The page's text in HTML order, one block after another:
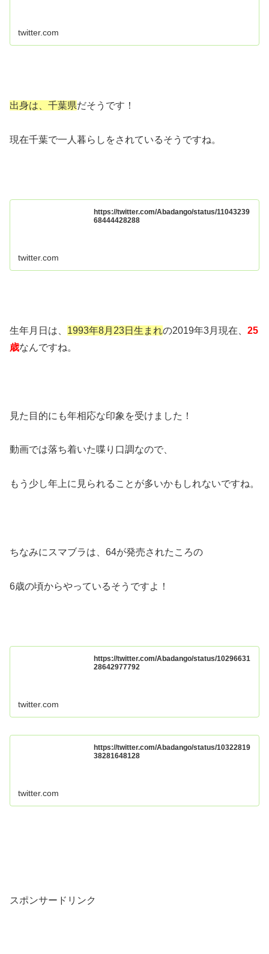
twitter.com
出身は、千葉県だそうです！
現在千葉で一人暮らしをされているそうですね。
https://twitter.com/Abadango/status/11043239
68444428288
twitter.com
生年月日は、 1993年8月23日生まれの2019年3月現在、 25
歳なんですね。
見た目的にも年相応な印象を受けました！
動画では落ち着いた喋り口調なので、
もう少し年上に見られることが多いかもしれないですね。
ちなみにスマブラは、64が発売されたころの
6歳の頃からやっているそうですよ！
https://twitter.com/Abadango/status/10296631
28642977792
twitter.com
https://twitter.com/Abadango/status/10322819
38281648128
twitter.com
スポンサードリンク